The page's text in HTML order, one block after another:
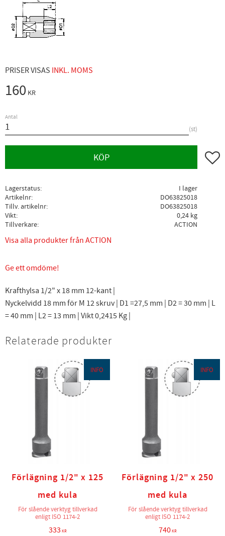
PRISER VISAS INKL. MOMS
160 KR
Antal
st
KÖP Lägg
Lagerstatus
I lager
Artikelnr
DO63825018
Tillv. artikelnr
DO63825018
Vikt
0,24 kg
Tillverkare
ACTION
Visa alla produkter från ACTION
Ge ett omdöme!
Krafthylsa 1/2" x 18 mm 12-kant |
Nyckelvidd 18 mm för M 12 skruv | D1 =27,5 mm | D2 = 30 mm | L
= 40 mm | L2 = 13 mm | Vikt 0,2415 Kg |
Relaterade produkter
Förlägning 1/2" x 125
med kula
För slående verktyg tillverkad
enligt ISO 1174-2
333 KR
INFO
Förlägning 1/2" x 250
med kula
För slående verktyg tillverkad
enligt ISO 1174-2
740KR
INFO